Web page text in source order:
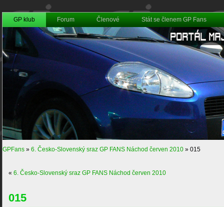
GP klub Forum Členové Stát se členem GP Fans
GPFans » 6. Česko-Slovenský sraz GP FANS Náchod červen 2010 » 015
« 6. Česko-Slovenský sraz GP FANS Náchod červen 2010
015